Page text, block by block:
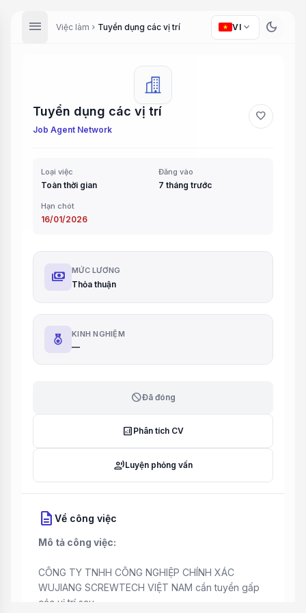
menu Việc làm chevron_right Tuyển dụng các vị trí VI expand_more dark_mode
Tuyển dụng các vị trí
Job Agent Network
favorite
Loại việc
Toàn thời gian
Đăng vào
7 tháng trước
Hạn chót
16/01/2026
payments MỨC LƯƠNG
Thỏa thuận
KINH NGHIỆM
—
blockĐã đóng
analytics Phân tích CV
record_voice_overLuyện phỏng vấn
description Về công việc
Mô tả công việc:
CÔNG TY TNHH CÔNG NGHIỆP CHÍNH XÁC
WUJIANG SCREWTECH VIỆT NAM cần tuyển gấp
các vị trí sau.